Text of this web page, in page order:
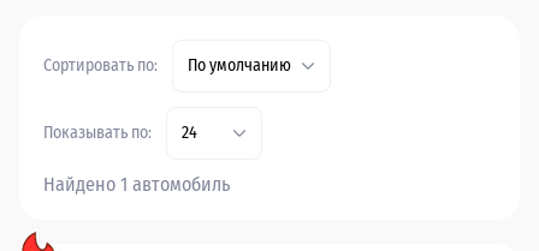
Сортировать по: По умолчанию
Показывать по: 24
Найдено 1 автомобиль